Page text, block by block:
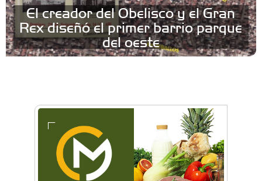
El creador del Obelisco y el Gran
Rex diseñó el primer barrio parque
del oeste